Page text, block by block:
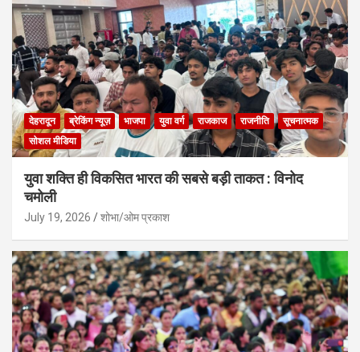
देहरादून ब्रेकिंग न्यूज़ भाजपा युवा वर्ग राजकाज राजनीति
सूचनात्मक
सोशल मीडिया
युवा शक्ति ही विकसित भारत की सबसे बड़ी ताकत : विनोद
चमोली
July 19, 2026 शोभा/ओम प्रकाश